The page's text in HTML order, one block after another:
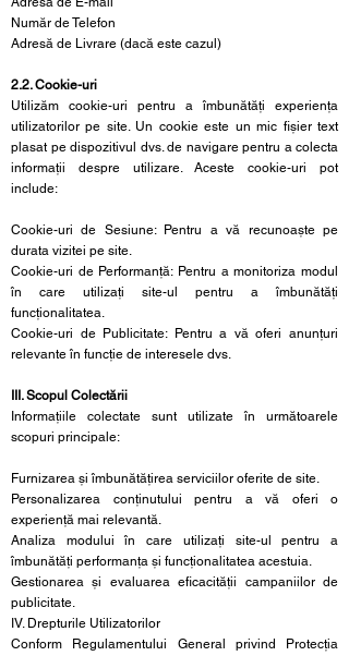
Număr de Telefon
Adresă de Livrare (dacă este cazul)
2.2. Cookie-uri
Utilizăm cookie-uri pentru a îmbunătăți experiența
utilizatorilor pe site. Un cookie este un mic fișier text
plasat pe dispozitivul dvs. de navigare pentru a colecta
informații despre utilizare. Aceste cookie-uri pot
include:
Cookie-uri de Sesiune: Pentru a vă recunoaște pe
durata vizitei pe site.
Cookie-uri de Performanță: Pentru a monitoriza modul
în care utilizați site-ul pentru a îmbunătăți
funcționalitatea.
Cookie-uri de Publicitate: Pentru a vă oferi anunțuri
relevante în funcție de interesele dvs.
III. Scopul Colectării
Informațiile colectate sunt utilizate în următoarele
scopuri principale:
Furnizarea și îmbunătățirea serviciilor oferite de site.
Personalizarea conținutului pentru a vă oferi o
experiență mai relevantă.
Analiza modului în care utilizați site-ul pentru a
îmbunătăți performanța și funcționalitatea acestuia.
Gestionarea și evaluarea eficacității campaniilor de
publicitate.
IV. Drepturile Utilizatorilor
Conform Regulamentului General privind Protecția